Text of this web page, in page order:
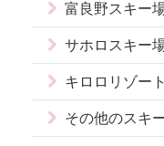
富良野スキー
サホロスキー
キロロリゾート
その他のスキ